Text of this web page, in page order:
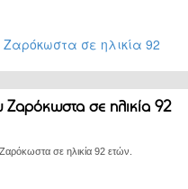
σε ηλικία 92
σε ηλικία 92 ετών.